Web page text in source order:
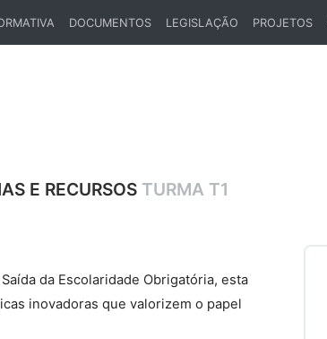
DOCUMENTOS LEGISLAÇÃO PROJETOS
E RECURSOS TURMA T1
da Escolaridade Obrigatória, esta
inovadoras que valorizem o papel